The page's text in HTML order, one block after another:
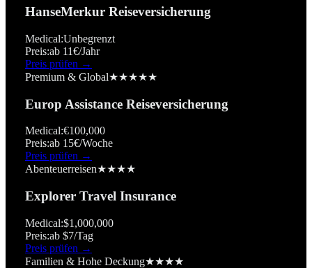
HanseMerkur Reiseversicherung
Medical:Unbegrenzt
Preis:ab 11€/Jahr
Preis prüfen →
Premium & Global★★★★★
Europ Assistance Reiseversicherung
Medical:€100,000
Preis:ab 15€/Woche
Preis prüfen →
Abenteuerreisen★★★★
Explorer Travel Insurance
Medical:$1,000,000
Preis:ab $7/Tag
Preis prüfen →
Familien & Hohe Deckung★★★★